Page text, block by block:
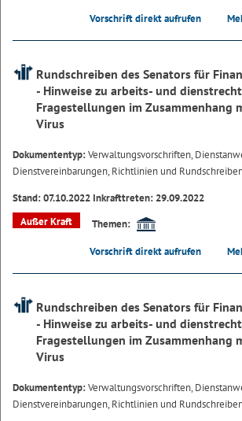
Vorschrift direkt aufrufen
Rundschreiben des Senators für
- Hinweise zu arbeits- und
Fragestellungen im Zusammenhang
Virus
Dokumententyp:Verwaltungsvorschriften,
Dienstvereinbarungen, Richtlinien und
Stand: 07.10.2022 Inkrafttreten: 29.09.2022
Außer Kraft
Themen:
Vorschrift direkt aufrufen
Rundschreiben des Senators für
- Hinweise zu arbeits- und
Fragestellungen im Zusammenhang
Virus
Dokumententyp:Verwaltungsvorschriften,
Dienstvereinbarungen, Richtlinien und